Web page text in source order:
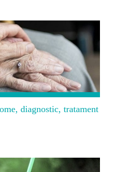
diagnostic, tratament